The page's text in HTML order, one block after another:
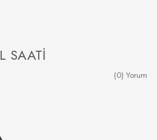
SAATİ
(0) Yorum